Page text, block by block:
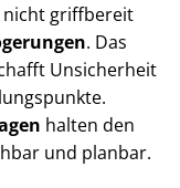
griffbereit
. Das
Unsicherheit
halten den
und planbar.